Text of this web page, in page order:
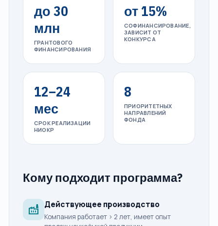
до 30
млн
ГРАНТОВОГО
ФИНАНСИРОВАНИЯ
от 15%
СОФИНАНСИРОВАНИЕ,
ЗАВИСИТ ОТ
КОНКУРСА
12–24
мес
СРОК РЕАЛИЗАЦИИ
НИОКР
8
ПРИОРИТЕТНЫХ
НАПРАВЛЕНИЙ
ФОНДА
Кому подходит программа?
factory Действующее производство
Компания работает > 2 лет, имеет опыт